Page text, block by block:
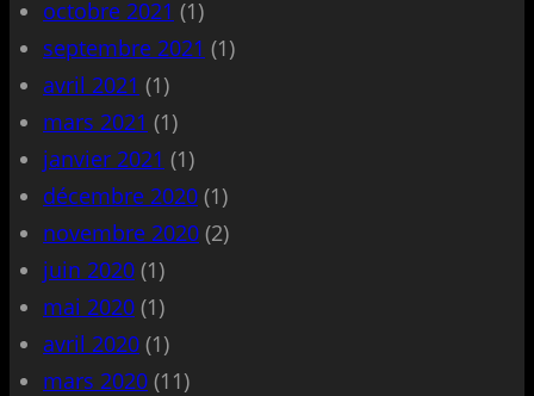
octobre 2021 (1)
septembre 2021 (1)
avril 2021 (1)
mars 2021 (1)
janvier 2021 (1)
décembre 2020 (1)
novembre 2020 (2)
juin 2020 (1)
mai 2020 (1)
avril 2020 (1)
mars 2020 (11)